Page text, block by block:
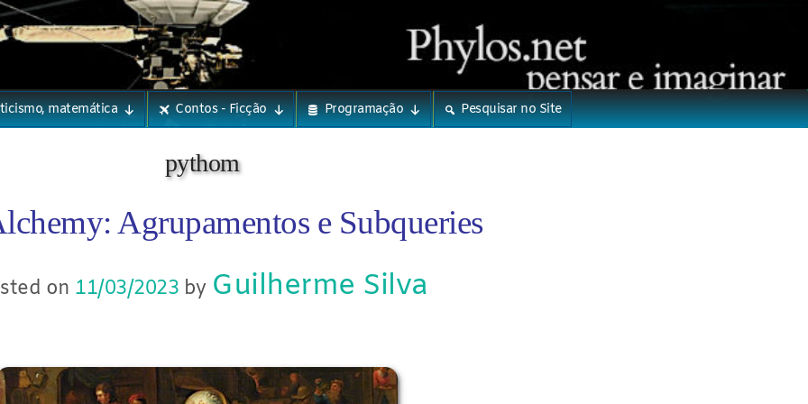
matemática Contos - Ficção Programação Pesquisar no Site
pythom
Agrupamentos e Subqueries
on 11/03/2023 by Guilherme Silva